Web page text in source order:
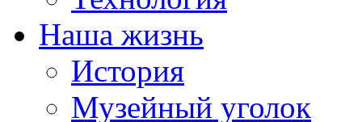
Наша жизнь
История
Музейный уголок